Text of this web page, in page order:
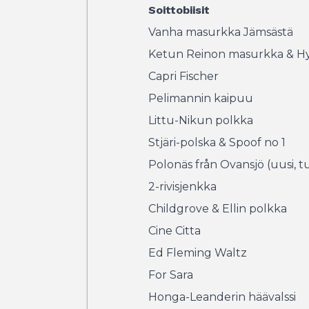
Soittobiisit
Vanha masurkka Jämsästä
Ketun Reinon masurkka &
Capri Fischer
Pelimannin kaipuu
Littu-Nikun polkka
Stjäri-polska & Spoof no 1
Polonäs från Ovansjö (uusi,
2-rivisjenkka
Childgrove & Ellin polkka
Cine Citta
Ed Fleming Waltz
For Sara
Honga-Leanderin häävalssi